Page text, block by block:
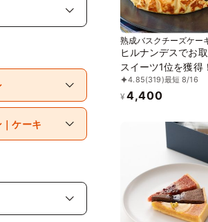
熟成バスクチーズケー
ヒルナンデスでお
スイーツ1位を獲得
日に 熟成で旨味成分
倍！グルテンフリー
誕生日プレゼント
4.85(319)最短 8/16
¥ 4,400